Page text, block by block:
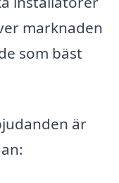
marknaden
som bäst
är